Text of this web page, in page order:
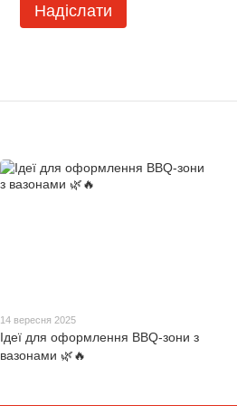
Надіслати
14 вересня 2025
Ідеї для оформлення BBQ-зони з
вазонами 🌿🔥